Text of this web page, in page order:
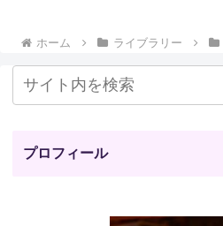
ホーム ライブラリー
プロフィール